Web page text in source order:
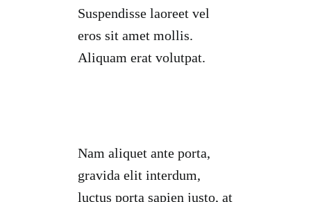
Suspendisse laoreet vel
eros sit amet mollis.
Aliquam erat volutpat.
Nam aliquet ante porta,
gravida elit interdum,
luctus porta sapien justo, at